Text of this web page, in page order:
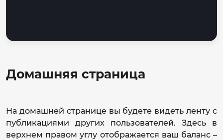
Домашняя страница
На домашней странице вы будете видеть ленту с
публикациями других пользователей. Здесь в
верхнем правом углу отображается ваш баланс –